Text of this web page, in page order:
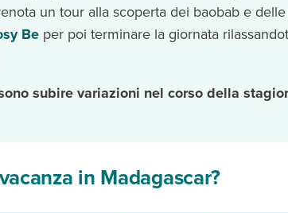
un tour alla scoperta dei baobab e
Be per poi terminare la giornata
subire variazioni nel corso della
in Madagascar?